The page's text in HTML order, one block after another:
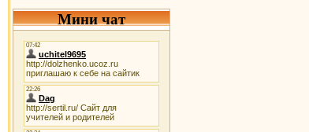
Мини чат